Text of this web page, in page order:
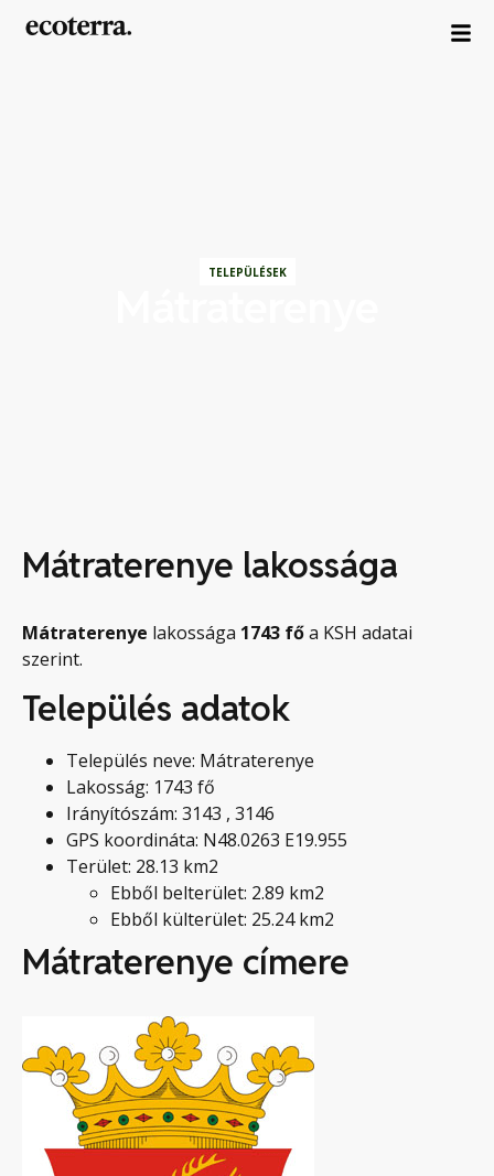
TELEPÜLÉSEK
Mátraterenye lakossága
Mátraterenye lakossága 1743 főa KSH adatai
szerint.
Település adatok
Település neve: Mátraterenye
Lakosság: 1743 fő
Irányítószám: 3143 , 3146
GPS koordináta: N48.0263 E19.955
Terület: 28.13 km2
Ebből belterület: 2.89 km2
Ebből külterület: 25.24 km2
Mátraterenye címere